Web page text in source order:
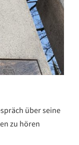
über seine
zu hören